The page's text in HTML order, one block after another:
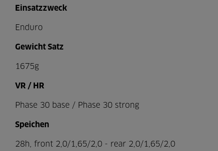
Einsatzzweck
Enduro
Gewicht Satz
1675g
VR / HR
Phase 30 base / Phase 30 strong
Speichen
28h, front 2,0/1,65/2,0 - rear 2,0/1,65/2,0